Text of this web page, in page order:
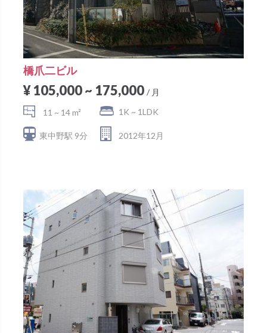
橋爪二ビル
¥ 105,000 ~ 175,000 / 月
11 ~ 14 m²
東中野駅 9分
1K ~ 1LDK
2012年12月